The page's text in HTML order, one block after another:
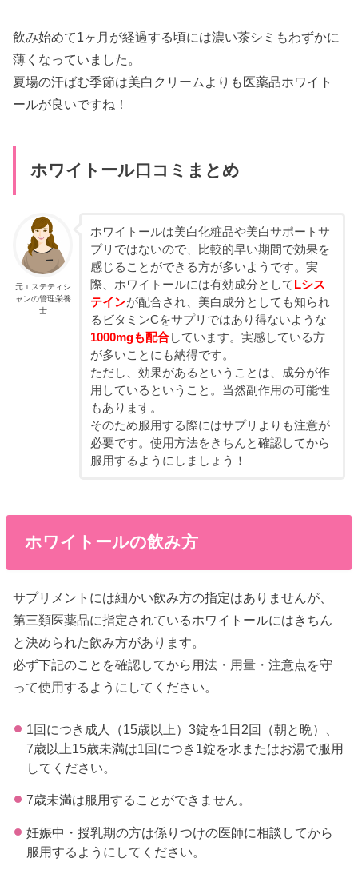
飲み始めて1ヶ月が経過する頃には濃い茶シミもわずかに
薄くなっていました。
夏場の汗ばむ季節は美白クリームよりも医薬品ホワイト
ールが良いですね！
ホワイトール口コミまとめ
元エステティシ
ャンの管理栄養
士
ホワイトールは美白化粧品や美白サポートサ
プリではないので、比較的早い期間で効果を
感じることができる方が多いようです。実
際、ホワイトールには有効成分として Lシス
テインが配合され、美白成分としても知られ
るビタミンCをサプリではあり得ないような
1000mgも配合しています。実感している方
が多いことにも納得です。
ただし、効果があるということは、成分が作
用しているということ。当然副作用の可能性
もあります。
そのため服用する際にはサプリよりも注意が
必要です。使用方法をきちんと確認してから
服用するようにしましょう！
ホワイトールの飲み方
サプリメントには細かい飲み方の指定はありませんが、
第三類医薬品に指定されているホワイトールにはきちん
と決められた飲み方があります。
必ず下記のことを確認してから用法・用量・注意点を守
って使用するようにしてください。
1回につき成人（15歳以上）3錠を1日2回（朝と晩）、
7歳以上15歳未満は1回につき1錠を水またはお湯で服用
してください。
7歳未満は服用することができません。
妊娠中・授乳期の方は係りつけの医師に相談してから
服用するようにしてください。